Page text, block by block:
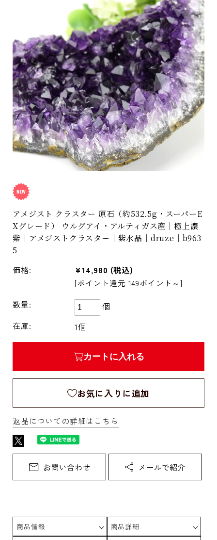
アメジスト クラスター 原石（約532.5g・スーパーE
Xグレード） ウルグアイ・アルティガス産｜極上濃
紫｜アメジストクラスター｜紫水晶｜druze｜b963
5
価格: ¥14,980 (税込)
[ポイント還元 149ポイント～]
数量:
個
在庫:
1個
カートに入れる
お気に入りに追加
返品についての詳細はこちら
商品情報
商品詳細